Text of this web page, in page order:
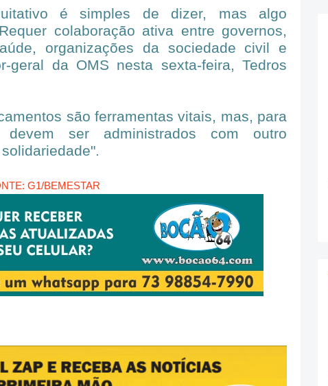
é simples de dizer, mas algo
colaboração ativa entre governos,
organizações da sociedade civil e
geral da OMS nesta sexta-feira, Tedros
são ferramentas vitais, mas, para
devem ser administrados com outro
G1/BEMESTAR